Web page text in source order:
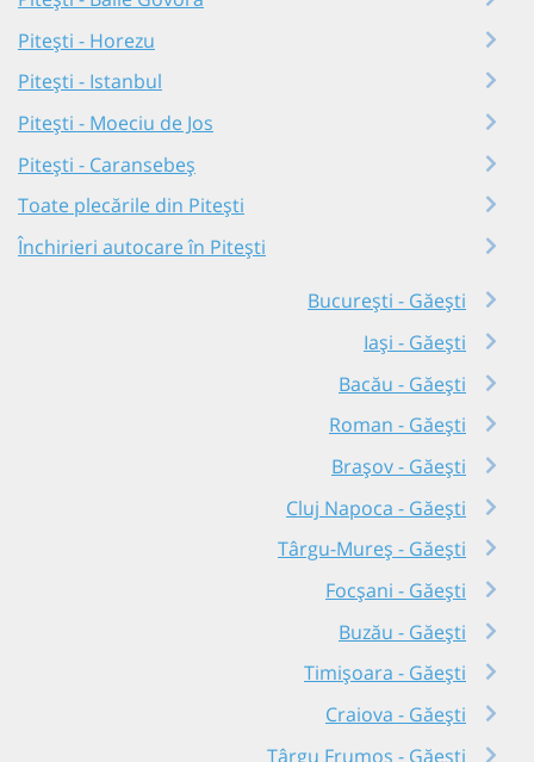
Pitești - Horezu
Pitești - Istanbul
Pitești - Moeciu de Jos
Pitești - Caransebeș
Toate plecările din Pitești
Închirieri autocare în Pitești
București - Găești
Iași - Găești
Bacău - Găești
Roman - Găești
Brașov - Găești
Cluj Napoca - Găești
Târgu-Mureș - Găești
Focșani - Găești
Buzău - Găești
Timișoara - Găești
Craiova - Găești
Târgu Frumos - Găești